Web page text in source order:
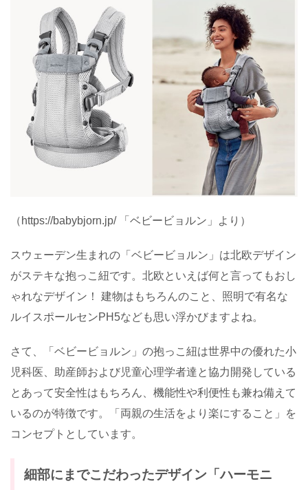
（ https://babybjorn.jp/ 「ベビービョルン」より）
スウェーデン生まれの「ベビービョルン」は北欧デザイン
がステキな抱っこ紐です。北欧といえば何と言ってもおし
ゃれなデザイン！ 建物はもちろんのこと、照明で有名な
ルイスポールセンPH5なども思い浮かびますよね。
さて、「ベビービョルン」の抱っこ紐は世界中の優れた小
児科医、助産師および児童心理学者達と協力開発している
とあって安全性はもちろん、機能性や利便性も兼ね備えて
いるのが特徴です。「両親の生活をより楽にすること」を
コンセプトとしています。
細部にまでこだわったデザイン「ハーモニ